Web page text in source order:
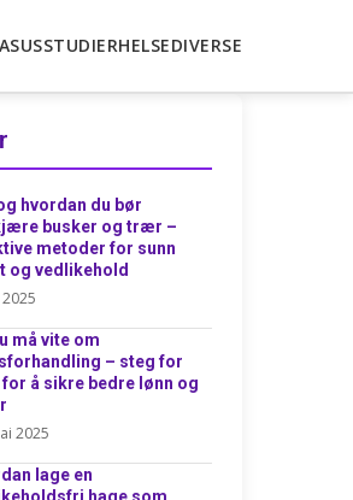
HELSEDIVERSE
hvordan du bør
busker og trær –
metoder for sunn
og vedlikehold
må vite om
– steg for
å sikre bedre lønn og
2025
lage en